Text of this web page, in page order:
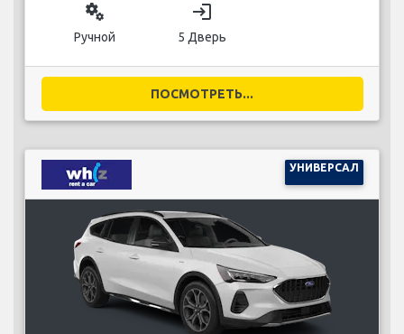
miscellaneous_services
Ручной
login
5 Дверь
ПОСМОТРЕТЬ...
УНИВЕРСАЛ